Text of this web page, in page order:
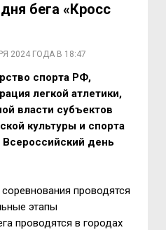
бега «Кросс
2024 ГОДА В 18:47
спорта РФ,
легкой атлетики,
власти субъектов
культуры и спорта
день
проводятся
этапы
проводятся в городах